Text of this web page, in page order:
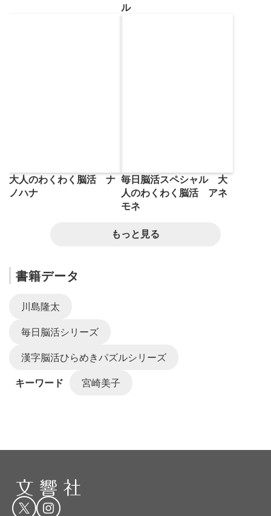
ル
大人のわくわく脳活 ナ
ノハナ
毎日脳活スペシャル 大
人のわくわく脳活 アネ
モネ
もっと見る
書籍データ
川島隆太
毎日脳活シリーズ
漢字脳活ひらめきパズルシリーズ
キーワード 宮崎美子